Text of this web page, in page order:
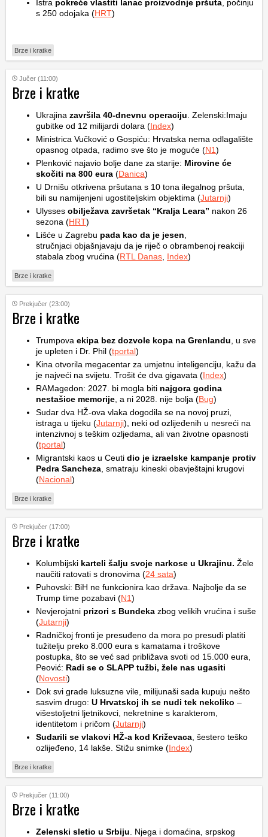
Istra pokreće vlastiti lanac proizvodnje pršuta , počinju
s 250 odojaka (HRT)
Brze i kratke
Jučer (11:00)
Brze i kratke
Ukrajina završila 40-dnevnu operaciju . Zelenski:Imaju
gubitke od 12 milijardi dolara (Index)
Ministrica Vučković o Gospiću: Hrvatska nema odlagalište
opasnog otpada, radimo sve što je moguće (N1)
Plenković najavio bolje dane za starije: Mirovine će
skočiti na 800 eura (Danica)
U Drnišu otkrivena pršutana s 10 tona ilegalnog pršuta,
bili su namijenjeni ugostiteljskim objektima (Jutarnji)
Ulysses obilježava završetak “Kralja Leara” nakon 26
sezona (HRT)
Lišće u Zagrebu pada kao da je jesen
stručnjaci objašnjavaju da je riječ o obrambenoj reakciji
stabala zbog vrućina (RTL Danas Index)
Brze i kratke
Prekjučer (23:00)
Brze i kratke
Trumpova ekipa bez dozvole kopa na Grenlandu , u sve
je upleten i Dr. Phil (tportal)
Kina otvorila megacentar za umjetnu inteligenciju, kažu da
je najveći na svijetu. Trošit će dva gigavata (Index)
RAMagedon: 2027. bi mogla biti najgora godina
nestašice memorije , a ni 2028. nije bolja (Bug)
Sudar dva HŽ-ova vlaka dogodila se na novoj pruzi,
istraga u tijeku (Jutarnji), neki od ozlijeđenih u nesreći na
intenzivnoj s teškim ozljedama, ali van životne opasnosti
(tportal)
Migrantski kaos u Ceuti dio je izraelske kampanje protiv
Pedra Sancheza , smatraju kineski obavještajni krugovi
(Nacional)
Brze i kratke
Prekjučer (17:00)
Brze i kratke
Kolumbijski karteli šalju svoje narkose u Ukrajinu. Žele
naučiti ratovati s dronovima (24 sata)
Puhovski: BiH ne funkcionira kao država. Najbolje da se
Trump time pozabavi (N1)
Nevjerojatni prizori s Bundeka zbog velikih vrućina i suše
(Jutarnji)
Radničkoj fronti je presuđeno da mora po presudi platiti
tužitelju preko 8.000 eura s kamatama i troškove
postupka, što se već sad približava svoti od 15.000 eura,
Peović: Radi se o SLAPP tužbi, žele nas ugasiti
(Novosti)
Dok svi grade luksuzne vile, milijunaši sada kupuju nešto
sasvim drugo: U Hrvatskoj ih se nudi tek nekoliko –
višestoljetni ljetnikovci, nekretnine s karakterom,
identitetom i pričom (Jutarnji)
Sudarili se vlakovi HŽ-a kod Križevaca , šestero teško
ozlijeđeno, 14 lakše. Stižu snimke (Index)
Brze i kratke
Prekjučer (11:00)
Brze i kratke
Zelenski sletio u Srbiju . Njega i domaćina, srpskog